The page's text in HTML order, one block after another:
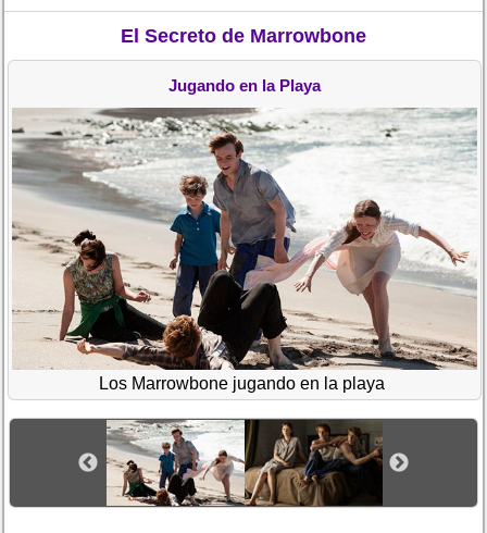
El Secreto de Marrowbone
Jugando en la Playa
Los Marrowbone jugando en la playa